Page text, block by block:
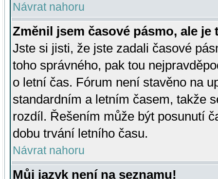
Návrat nahoru
Změnil jsem časové pásmo, ale je
Jste si jisti, že jste zadali časové
toho správného, pak tou
o letní čas. Fórum není stavěno na
standardním a letním časem, takže
rozdíl. Řešením může být posunutí
dobu trvání letního času.
Návrat nahoru
Můj jazyk není na seznamu!